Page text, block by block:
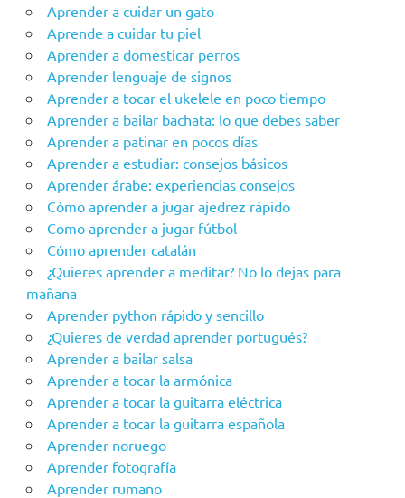
Aprender a cuidar un gato
Aprende a cuidar tu piel
Aprender a domesticar perros
Aprender lenguaje de signos
Aprender a tocar el ukelele en poco tiempo
Aprender a bailar bachata: lo que debes saber
Aprender a patinar en pocos días
Aprender a estudiar: consejos básicos
Aprender árabe: experiencias consejos
Cómo aprender a jugar ajedrez rápido
Como aprender a jugar fútbol
Cómo aprender catalán
¿Quieres aprender a meditar? No lo dejas para
mañana
Aprender python rápido y sencillo
¿Quieres de verdad aprender portugués?
Aprender a bailar salsa
Aprender a tocar la armónica
Aprender a tocar la guitarra eléctrica
Aprender a tocar la guitarra española
Aprender noruego
Aprender fotografía
Aprender rumano